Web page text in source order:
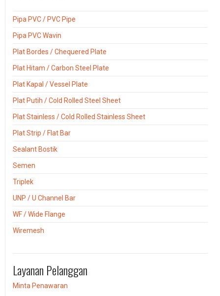
Pipa PVC / PVC Pipe
Pipa PVC Wavin
Plat Bordes / Chequered Plate
Plat Hitam / Carbon Steel Plate
Plat Kapal / Vessel Plate
Plat Putih / Cold Rolled Steel Sheet
Plat Stainless / Cold Rolled Stainless Sheet
Plat Strip / Flat Bar
Sealant Bostik
Semen
Triplek
UNP / U Channel Bar
WF / Wide Flange
Wiremesh
Layanan Pelanggan
Minta Penawaran